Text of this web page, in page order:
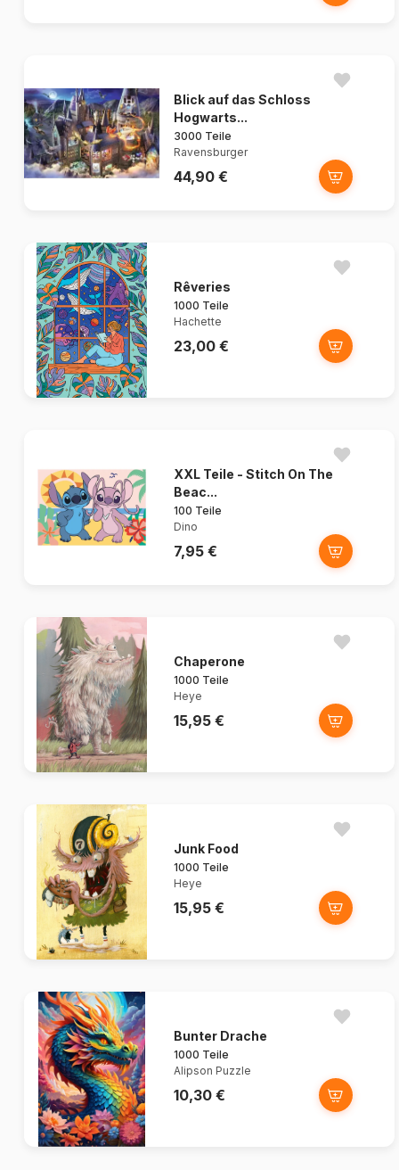
Blick auf das Schloss
Hogwarts...
3000 Teile
Ravensburger
44,90 €
Rêveries
1000 Teile
Hachette
23,00 €
XXL Teile - Stitch On The
Beac...
100 Teile
Dino
7,95 €
Chaperone
1000 Teile
Heye
15,95 €
Junk Food
1000 Teile
Heye
15,95 €
Bunter Drache
1000 Teile
Alipson Puzzle
10,30 €